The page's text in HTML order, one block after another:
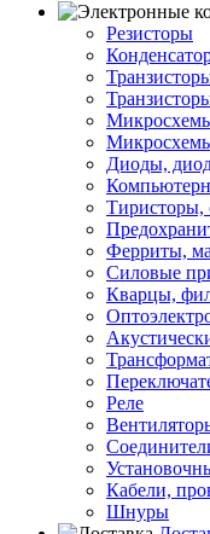
Резисторы
Диоды,
Тиристоры,
Ферриты,
Силовые
Кварцы,
Реле
Кабели,
Шнуры